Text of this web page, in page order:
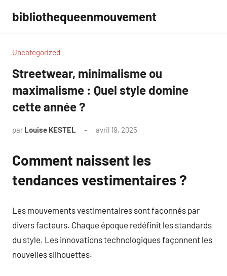
contenu
bibliothequeenmouvement
Uncategorized
Streetwear, minimalisme ou
maximalisme : Quel style domine
cette année ?
par Louise KESTEL avril 19, 2025
Comment naissent les
tendances vestimentaires ?
Les mouvements vestimentaires sont façonnés par
divers facteurs. Chaque époque redéfinit les standards
du style. Les innovations technologiques façonnent les
nouvelles silhouettes.